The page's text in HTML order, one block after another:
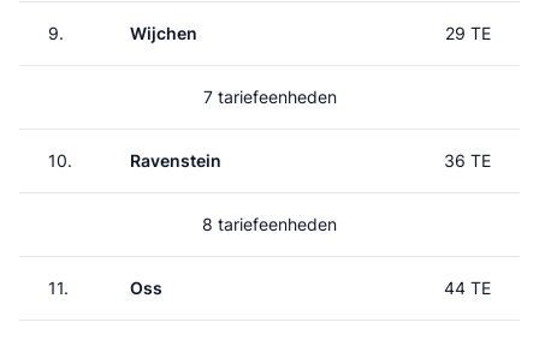
9. Wijchen 29 TE
7 tariefeenheden
10. Ravenstein 36 TE
8 tariefeenheden
11. Oss 44 TE